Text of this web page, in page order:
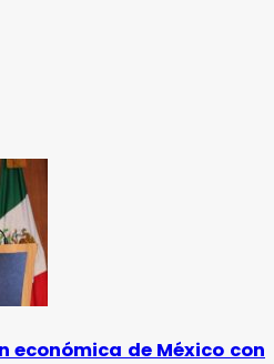
económica de México con